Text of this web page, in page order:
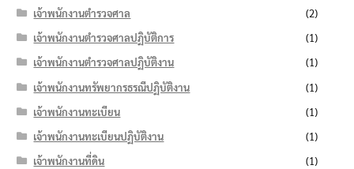
เจ้าพนักงานตำรวจศาล
(2)
เจ้าพนักงานตำรวจศาลปฏิบัติการ
(1)
เจ้าพนักงานตำรวจศาลปฏิบัติงาน
(1)
เจ้าพนักงานทรัพยากรธรณีปฏิบัติงาน
(1)
เจ้าพนักงานทะเบียน
(1)
เจ้าพนักงานทะเบียนปฏิบัติงาน
(1)
เจ้าพนักงานที่ดิน
(1)